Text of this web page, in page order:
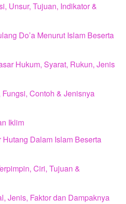
Unsur, Tujuan, Indikator &
Do’a Menurut Islam Beserta
Hukum, Syarat, Rukun, Jenis
Contoh & Jenisnya
Iklim
Dalam Islam Beserta
Ciri, Tujuan &
Jenis, Faktor dan Dampaknya